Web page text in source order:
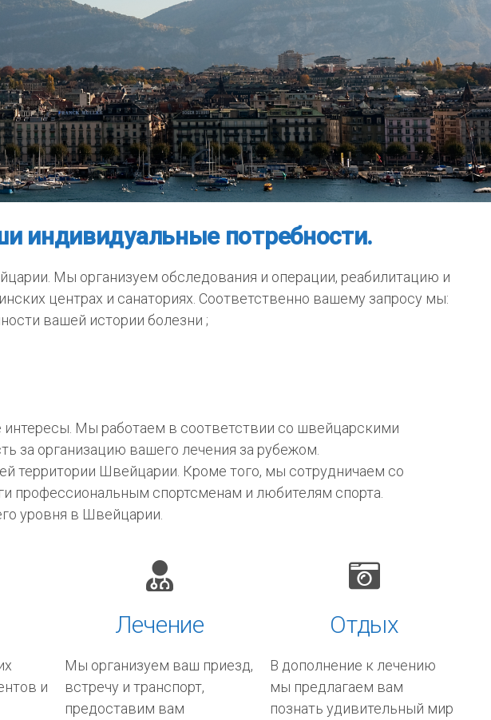
индивидуальные потребности.
Мы организуем обследования и операции, реабилитацию и
центрах и санаториях. Соответственно вашему запросу мы:
вашей истории болезни ;
Мы работаем в соответствии со швейцарскими
за организацию вашего лечения за рубежом.
территории Швейцарии. Кроме того, мы сотрудничаем со
профессиональным спортсменам и любителям спорта.
уровня в Швейцарии.
и
Лечение
Мы организуем ваш приезд,
встречу и транспорт,
предоставим вам
Отдых
В дополнение к лечению
мы предлагаем вам
познать удивительный мир